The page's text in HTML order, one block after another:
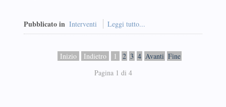
Pubblicato in Interventi Leggi tutto...
Inizio Indietro 1 2 3 4 Avanti Fine
Pagina 1 di 4